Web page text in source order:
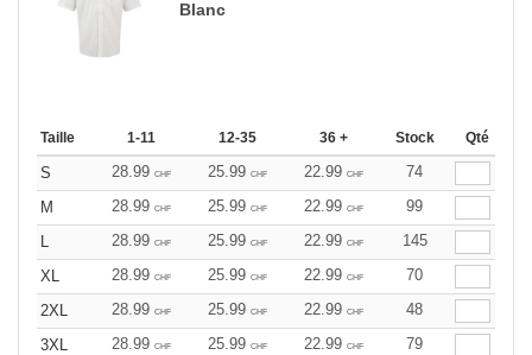
Blanc
Taille 1-11 12-35 36 + Stock Qté
S 28.99 CHF 25.99 CHF 22.99 CHF
74
M
28.99 CHF 25.99 CHF 22.99 CHF
99
L
28.99 CHF 25.99 CHF 22.99 CHF
145
XL
28.99 CHF 25.99 CHF 22.99 CHF
70
2XL
28.99 CHF 25.99 CHF 22.99 CHF
48
3XL
28.99 CHF 25.99 CHF 22.99 CHF
79